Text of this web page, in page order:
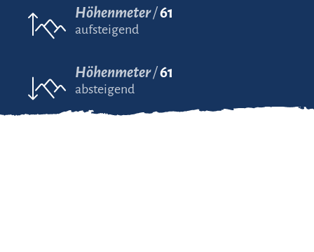
Höhenmeter 61
aufsteigend
Höhenmeter 61
absteigend